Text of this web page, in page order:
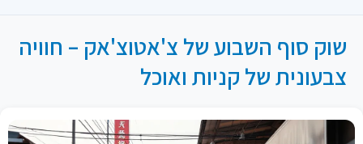
שוק סוף השבוע של צ'אטוצ'אק – חוויה
צבעונית של קניות ואוכל